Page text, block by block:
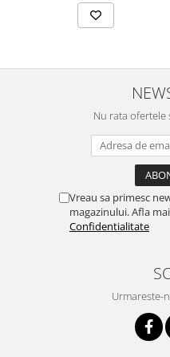
Nu rata
Vreau sa primesc
magazinului. Afla
Confidentialitate
Urmareste-